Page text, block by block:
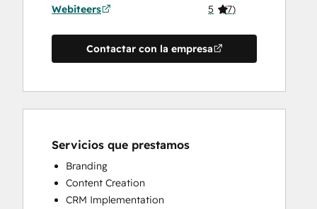
Webiteers 5 (7)
Contactar con la empresa
Servicios que prestamos
Branding
Content Creation
CRM Implementation